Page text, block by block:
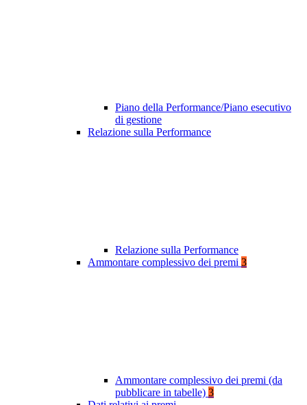
Piano della Performance/Piano esecutivo
di gestione
Relazione sulla Performance
Relazione sulla Performance
Ammontare complessivo dei premi 3
Ammontare complessivo dei premi (da
pubblicare in tabelle) 3